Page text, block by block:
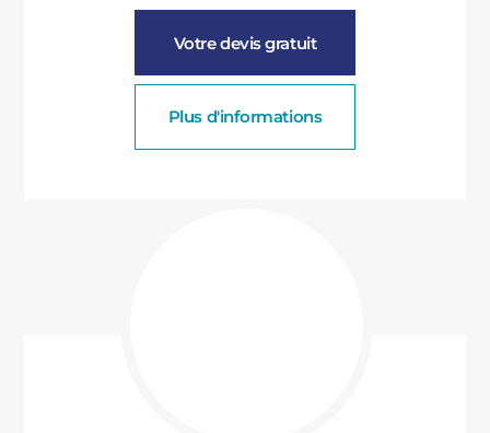
Votre devis gratuit
Plus d'informations